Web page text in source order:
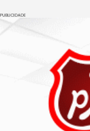
PUBLICIDADE